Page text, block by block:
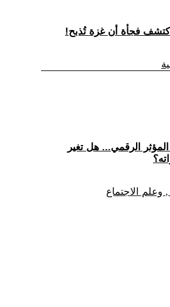
المؤثر الرقمي... هل تغير
وعلم الاجتماع